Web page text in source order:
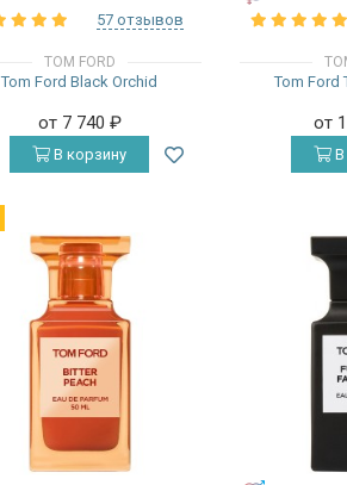
57 отзывов
TOM FORD
Tom Ford Black Orchid
от 7 740 ₽
В корзину
Tom Ford
от
В